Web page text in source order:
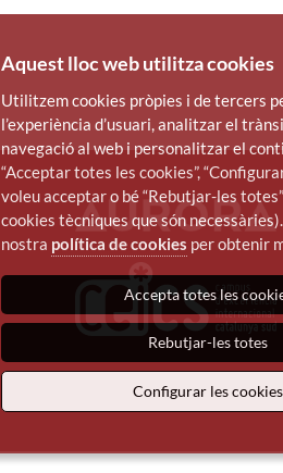
Aquest lloc web utilitza cookies
Utilitzem cookies pròpies i de tercers
l’experiència d’usuari, analitzar el
navegació al web i personalitzar el
“Acceptar totes les cookies”,
voleu acceptar o bé “Rebutjar-les
cookies tècniques que són
nostra política de cookies per obtenir
Accepta totes les
Rebutjar-les totes
Configurar les cookies